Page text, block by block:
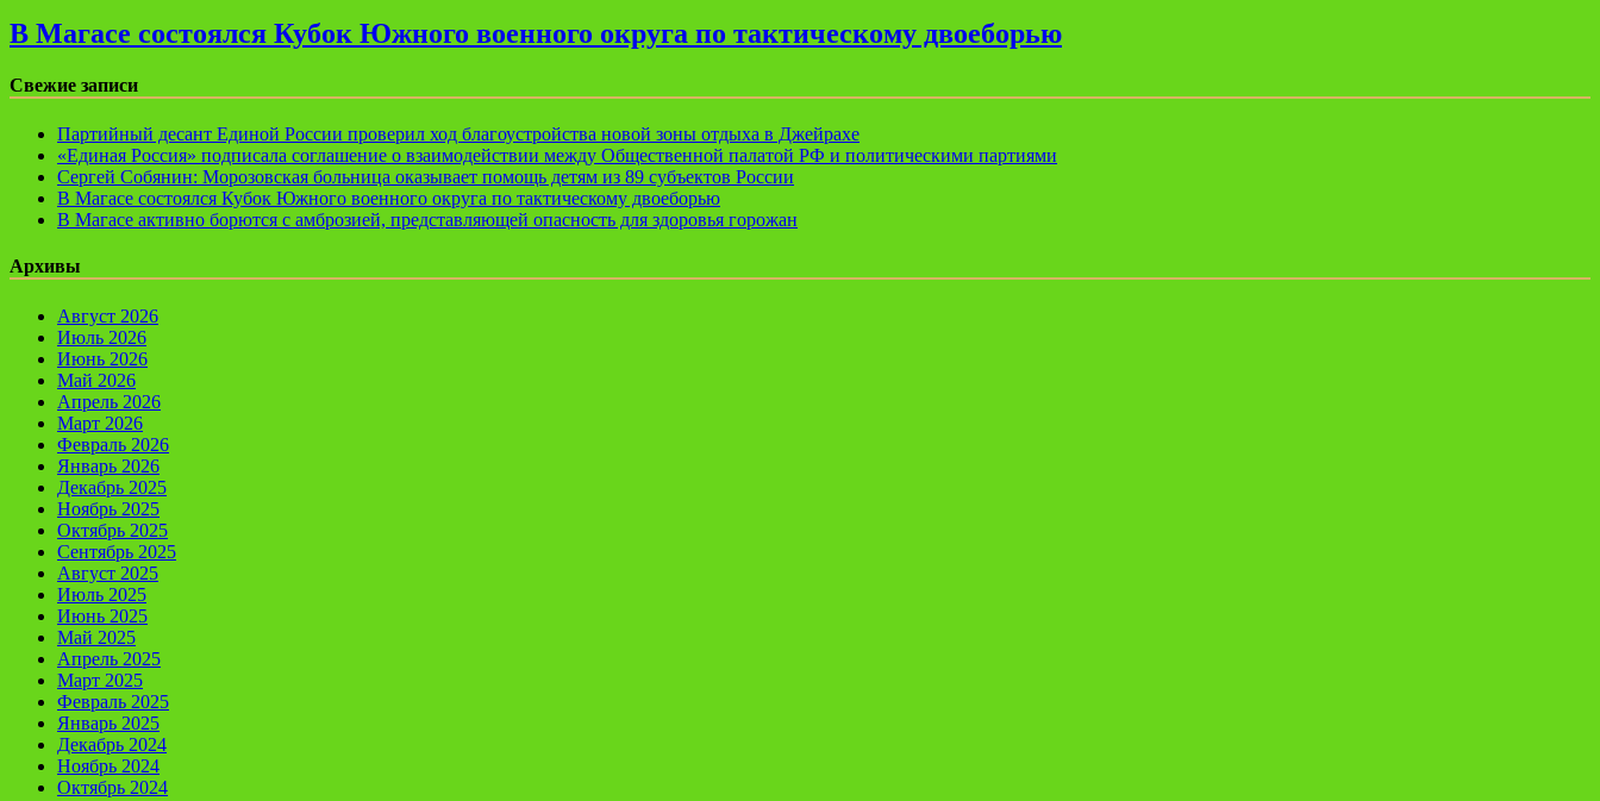
В Магасе состоялся Кубок Южного военного округа по тактическому двоеборью
Свежие записи
Партийный десант Единой России проверил ход благоустройства новой зоны отдыха в Джейрахе
«Единая Россия» подписала соглашение о взаимодействии между Общественной палатой РФ и политическими партиями
Сергей Собянин: Морозовская больница оказывает помощь детям из 89 субъектов России
В Магасе состоялся Кубок Южного военного округа по тактическому двоеборью
В Магасе активно борются с амброзией, представляющей опасность для здоровья горожан
Архивы
Август 2026
Июль 2026
Июнь 2026
Май 2026
Апрель 2026
Март 2026
Февраль 2026
Январь 2026
Декабрь 2025
Ноябрь 2025
Октябрь 2025
Сентябрь 2025
Август 2025
Июль 2025
Июнь 2025
Май 2025
Апрель 2025
Март 2025
Февраль 2025
Январь 2025
Декабрь 2024
Ноябрь 2024
Октябрь 2024